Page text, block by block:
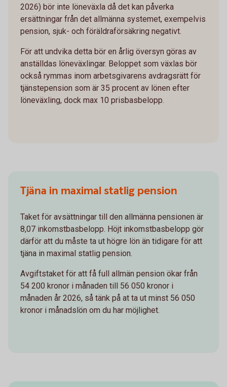
2026) bör inte löneväxla då det kan påverka
ersättningar från det allmänna systemet, exempelvis
pension, sjuk- och föräldraförsäkring negativt.
För att undvika detta bör en årlig översyn göras av
anställdas löneväxlingar. Beloppet som växlas bör
också rymmas inom arbetsgivarens avdragsrätt för
tjänstepension som är 35 procent av lönen efter
löneväxling, dock max 10 prisbasbelopp.
Tjäna in maximal statlig pension
Taket för avsättningar till den allmänna pensionen är
8,07 inkomstbasbelopp. Höjt inkomstbasbelopp gör
därför att du måste ta ut högre lön än tidigare för att
tjäna in maximal statlig pension.
Avgiftstaket för att få full allmän pension ökar från
54 200 kronor i månaden till 56 050 kronor i
månaden år 2026, så tänk på at ta ut minst 56 050
kronor i månadslön om du har möjlighet.